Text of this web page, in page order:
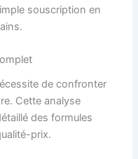
souscription en
de confronter
Cette analyse
des formules
prix.